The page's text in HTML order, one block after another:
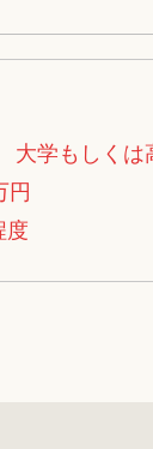
学もしくは
円
度